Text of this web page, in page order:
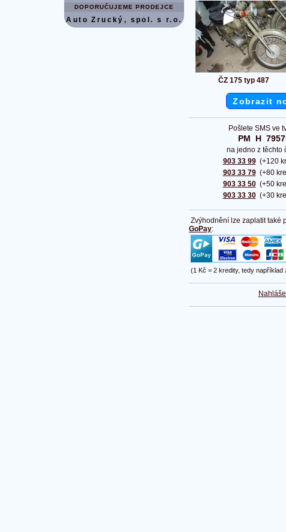
DOPORUČUJEME PRODEJCE
Auto Zrucký, spol. s r.o.
ČZ 175 typ 487
Zobrazit
Pošlete SMS ve
PM  H
na jedno z těchto
903 33 99
903 33 79
903 33 50
903 33 30
(+120
(+80
(+50
(+30
Zvýhodnění lze zaplatit také
GoPay:
(1 Kč = 2 kredity, tedy